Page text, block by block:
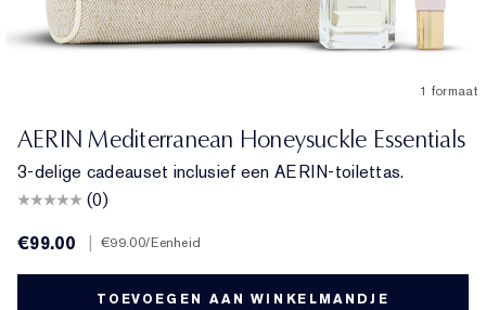
1 formaat
AERIN Mediterranean Honeysuckle Essentials
3-delige cadeauset inclusief een AERIN-toilettas.
(0)
€99.00
€99.00/Eenheid
TOEVOEGEN AAN WINKELMANDJE